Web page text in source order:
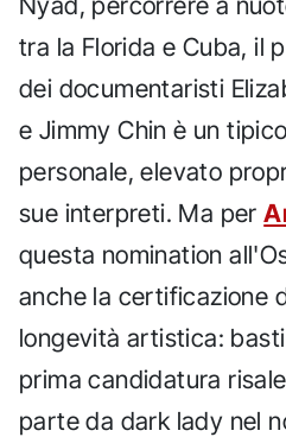
tra la Florida e Cuba, il
dei documentaristi
e Jimmy Chin è un
personale, elevato
sue interpreti. Ma per
questa nomination
anche la certificazione
longevità artistica:
prima candidatura
parte da dark lady nel